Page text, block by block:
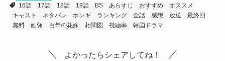
16話
17話 18話 19話 BS あらすじ おすすめ
オススメ
キャスト
ネタバレ ホンギ ランキング 全話 感想 放送
最終回
無料
画像 百年の花嫁 相関図 視聴率 韓国ドラマ
よかったらシェアしてね！